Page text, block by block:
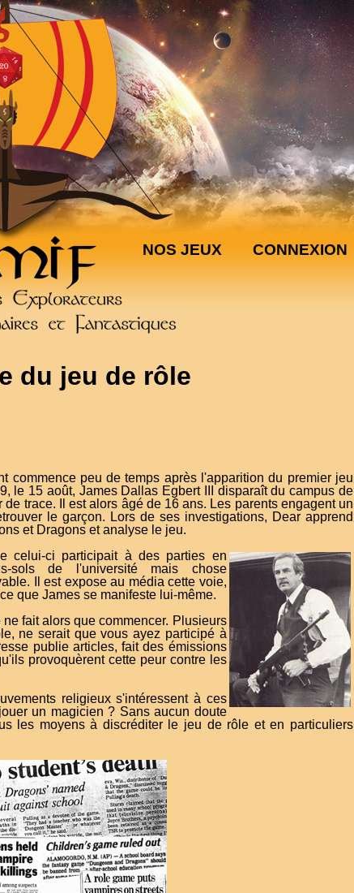
NOS JEUX CONNEXION
du jeu de rôle
commence peu de temps après l'apparition du premier jeu
le 15 août, James Dallas Egbert III disparaît du campus de
trace. Il est alors âgé de 16 ans. Les parents engagent un
le garçon. Lors de ses investigations, Dear apprend
et Dragons et analyse le jeu.
celui-ci participait à des parties en
sols de l'université mais chose
Il est expose au média cette voie,
que James se manifeste lui-même.
fait alors que commencer. Plusieurs
ne serait que vous ayez participé à
publie articles, fait des émissions
provoquèrent cette peur contre les
religieux s'intéressent à ces
un magicien ? Sans aucun doute
les moyens à discréditer le jeu de rôle et en particuliers